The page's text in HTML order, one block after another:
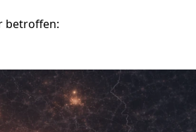
betroffen: